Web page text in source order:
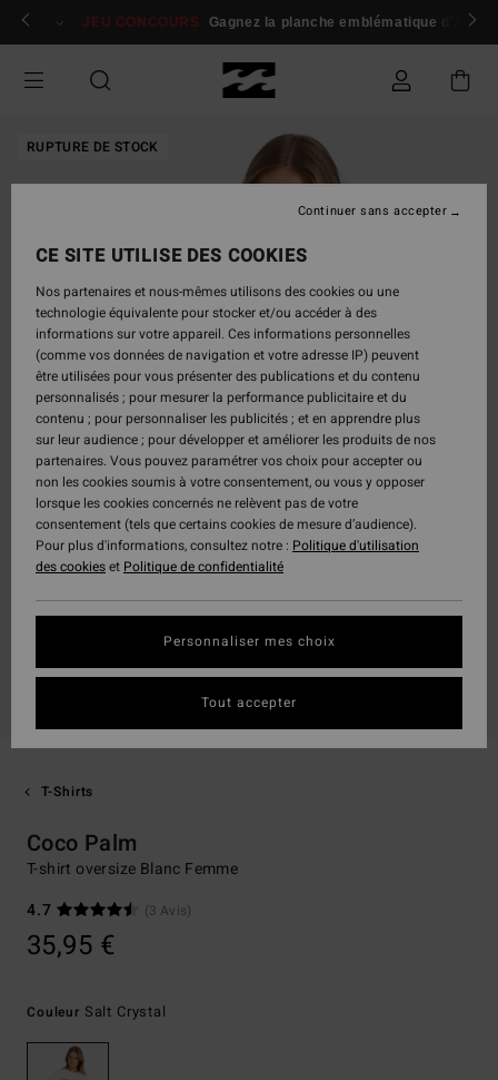
Passer
Se connecter / s'inscrire
JEU CONCOURS Gagnez la planche emblématique d'Andy
RUPTURE DE STOCK
T-Shirts
Coco Palm
T-shirt oversize Blanc Femme
4.7
(3 Avis)
35,95 €
Couleur Salt Crystal
CE SITE UTILISE DES COOKIES
Nos partenaires et nous-mêmes utilisons des cookies ou une
technologie équivalente pour stocker et/ou accéder à des
informations sur votre appareil. Ces informations personnelles
(comme vos données de navigation et votre adresse IP) peuvent
être utilisées pour vous présenter des publications et du contenu
personnalisés ; pour mesurer la performance publicitaire et du
contenu ; pour personnaliser les publicités ; et en apprendre plus
sur leur audience ; pour développer et améliorer les produits de nos
partenaires. Vous pouvez paramétrer vos choix pour accepter ou
non les cookies soumis à votre consentement, ou vous y opposer
lorsque les cookies concernés ne relèvent pas de votre
consentement (tels que certains cookies de mesure d’audience).
Pour plus d'informations, consultez notre : Politique d'utilisation
des cookieset Politique de confidentialité
Personnaliser mes choix
Continuer sans accepter
Tout accepter